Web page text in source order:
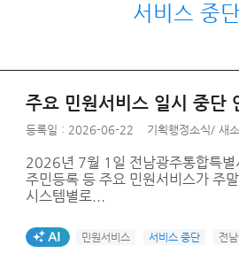
서비스 중
주요 민원서비스 일시 중단
등록일 : 2026-06-22 기획행정소식/ 새
2026년 7월 1일 전남광주통합특별
주민등록 등 주요 민원서비스가 주
시스템별로...
AI생성태그 민원서비스 서비스 중단 전